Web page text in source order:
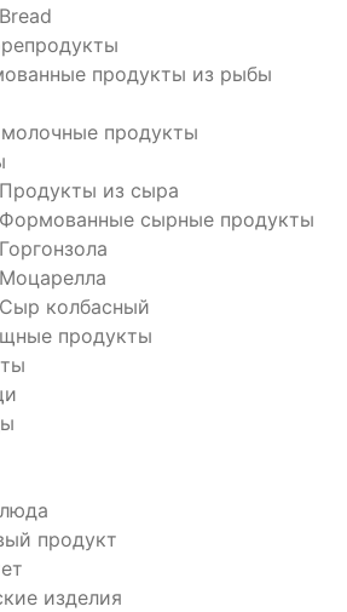
Bread
продукты из рыбы
продукты
Продукты из сыра
Формованные сырные продукты
Горгонзола
Моцарелла
Сыр колбасный
продукты
продукт
изделия